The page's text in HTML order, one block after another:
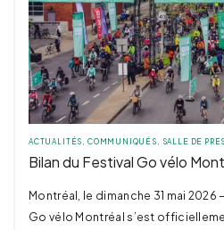
ACTUALITÉS, COMMUNIQUÉS, SALLE DE
Bilan du Festival Go vélo
Montréal, le dimanche 31 mai 2026
Go vélo Montréal s’est